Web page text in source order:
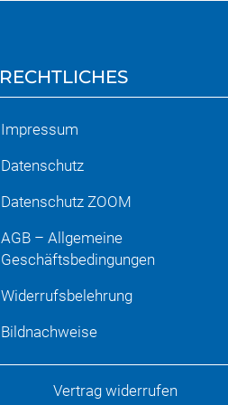
RECHTLICHES
Impressum
Datenschutz
Datenschutz ZOOM
AGB – Allgemeine
Geschäftsbedingungen
Widerrufsbelehrung
Bildnachweise
Vertrag widerrufen